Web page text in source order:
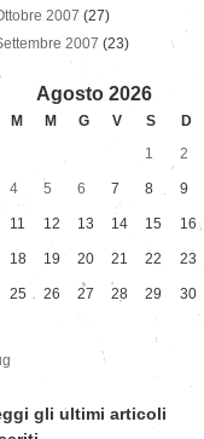
2007 (27)
2007 (23)
Agosto 2026
M M G V S
D
1
2
4 5 6 7 8 9
11 12 13 14 15 16
18 19 20 21 22 23
25 26 27 28 29 30
gli ultimi articoli